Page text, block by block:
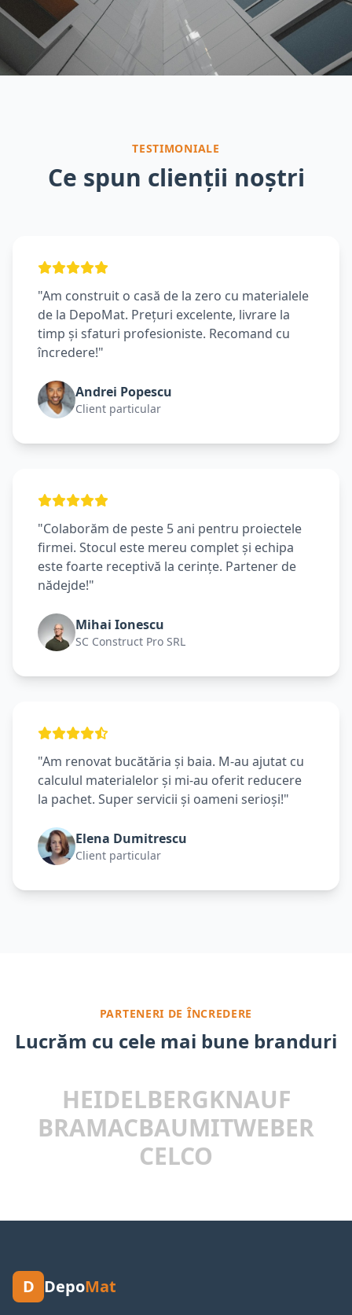
TESTIMONIALE
Ce spun clienții noștri
"Am construit o casă de la zero cu materialele
de la DepoMat. Prețuri excelente, livrare la
timp și sfaturi profesioniste. Recomand cu
încredere!"
Andrei Popescu
Client particular
"Colaborăm de peste 5 ani pentru proiectele
firmei. Stocul este mereu complet și echipa
este foarte receptivă la cerințe. Partener de
nădejde!"
Mihai Ionescu
SC Construct Pro SRL
"Am renovat bucătăria și baia. M-au ajutat cu
calculul materialelor și mi-au oferit reducere
la pachet. Super servicii și oameni serioși!"
Elena Dumitrescu
Client particular
PARTENERI DE ÎNCREDERE
Lucrăm cu cele mai bune branduri
HEIDELBERGKNAUF
BRAMACBAUMITWEBER
CELCO
D DepoMat